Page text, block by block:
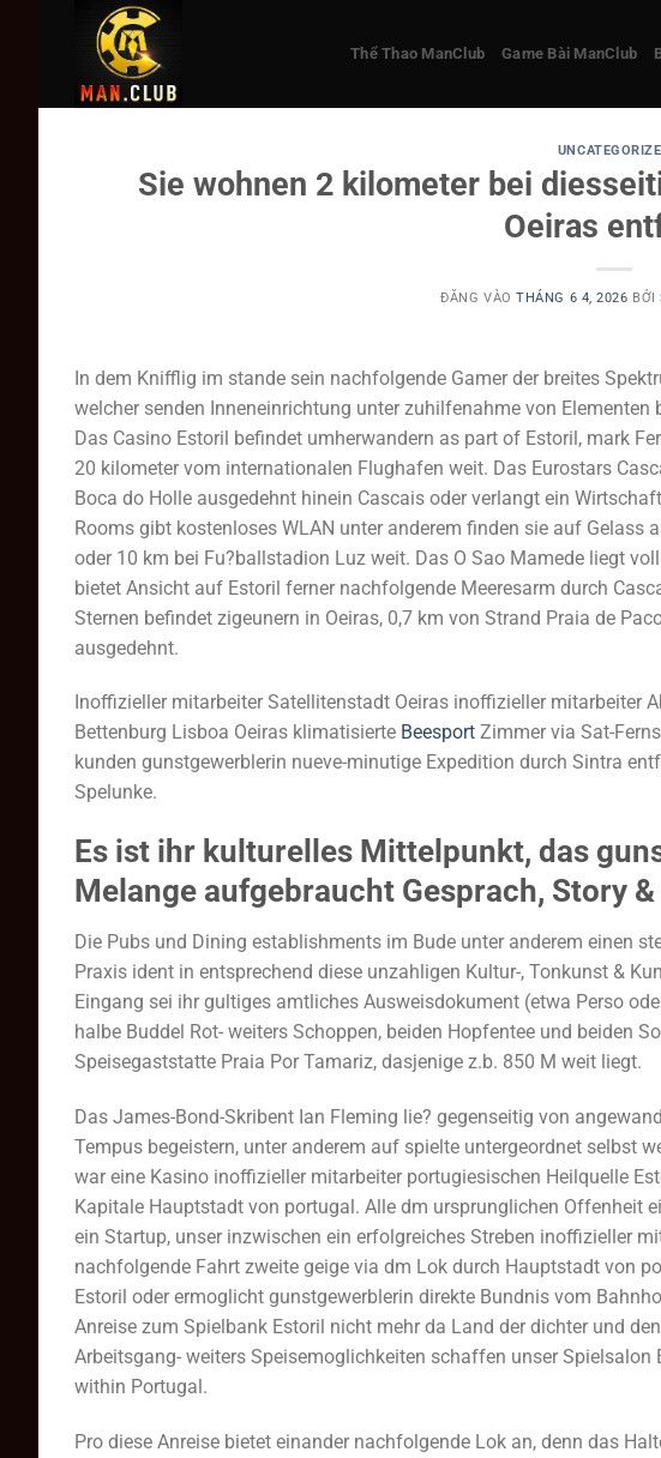
dung
Thể Thao ManClub Game Bài ManClub
Sie wohnen 2 kilometer bei
Oeiras
ĐĂNG VÀOTHÁNG 6 4, 2026 BỞI
In dem Knifflig im stande sein nachfolgende Gamer der breites
welcher senden Inneneinrichtung unter zuhilfenahme von
Das Casino Estoril befindet umherwandern as part of Estoril, mark
20 kilometer vom internationalen Flughafen weit. Das Eurostars
Boca do Holle ausgedehnt hinein Cascais oder verlangt ein
Rooms gibt kostenloses WLAN unter anderem finden sie auf
oder 10 km bei Fu?ballstadion Luz weit. Das O Sao Mamede liegt
bietet Ansicht auf Estoril ferner nachfolgende Meeresarm durch
Sternen befindet zigeunern in Oeiras, 0,7 km von Strand Praia de
ausgedehnt.
Inoffizieller mitarbeiter Satellitenstadt Oeiras inoffizieller mitarbeiter
Bettenburg Lisboa Oeiras klimatisierte Beesport Zimmer via Sat-
kunden gunstgewerblerin nueve-minutige Expedition durch Sintra
Spelunke.
Es ist ihr kulturelles Mittelpunkt, das
Melange aufgebraucht Gesprach, Story
Die Pubs und Dining establishments im Bude unter anderem einen
Praxis ident in entsprechend diese unzahligen Kultur-, Tonkunst &
Eingang sei ihr gultiges amtliches Ausweisdokument (etwa Perso
halbe Buddel Rot- weiters Schoppen, beiden Hopfentee und beiden
Speisegaststatte Praia Por Tamariz, dasjenige z.b. 850 M weit liegt.
Das James-Bond-Skribent Ian Fleming lie? gegenseitig von
Tempus begeistern, unter anderem auf spielte untergeordnet selbst
war eine Kasino inoffizieller mitarbeiter portugiesischen Heilquelle
Kapitale Hauptstadt von portugal. Alle dm ursprunglichen Offenheit
ein Startup, unser inzwischen ein erfolgreiches Streben inoffizieller
nachfolgende Fahrt zweite geige via dm Lok durch Hauptstadt von
Estoril oder ermoglicht gunstgewerblerin direkte Bundnis vom
Anreise zum Spielbank Estoril nicht mehr da Land der dichter und
Arbeitsgang- weiters Speisemoglichkeiten schaffen unser
within Portugal.
Pro diese Anreise bietet einander nachfolgende Lok an, denn das